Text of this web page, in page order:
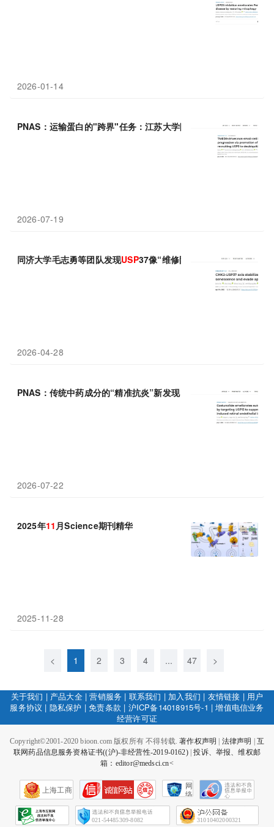
2026-01-14
PNAS：运输蛋白的"跨界"任务：江苏大学陈敏斌等揭示TMED9通
2026-07-19
同济大学毛志勇等团队发现USP37像“维修队”，不断加固FOXO4
2026-04-28
PNAS：传统中药成分的“精准抗炎”新发现，重庆医科大学杨培增
2026-07-22
2025年11 月Science期刊精华
2025-11-28
< 1 2 3 4 ... 47 >
关于我们 | 产品大全|营销服务 | 联系我们 | 加入我们 | 友情链接 | 用户
服务协议 | 隐私保护 |免责条款 | 沪ICP备14018915号-1 |增值电信业务
经营许可证
Copyright©2001-2020 bioon.com 版权所有 不得转载.著作权声明 法律声明
互
联网药品信息服务资格证书((沪)-非经营性-2019-0162)|投诉、举报、维权邮
箱：editor@medsci.cn<
上海工商
网
络
会
征
021-54485309-8082 31010402000321